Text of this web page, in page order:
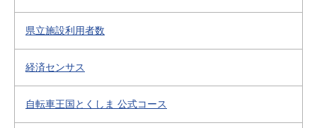
県立施設利用者数
経済センサス
自転車王国とくしま 公式コース